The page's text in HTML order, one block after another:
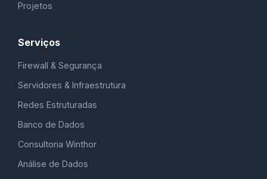
Projetos
Serviços
Firewall & Segurança
Servidores & Infraestrutura
Redes Estruturadas
Banco de Dados
Consultoria Winthor
Análise de Dados